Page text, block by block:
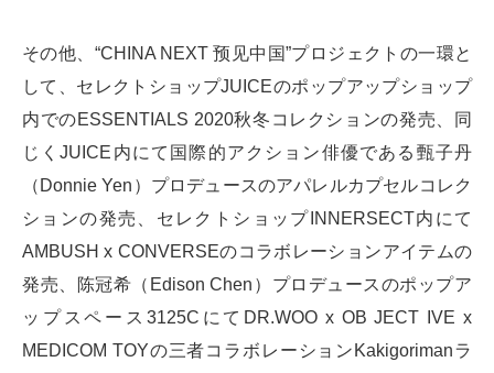
その他、“CHINA NEXT 预见中国”プロジェクトの一環と
して、セレクトショップJUICEのポップアップショップ
内でのESSENTIALS 2020秋冬コレクションの発売、同
じくJUICE内にて国際的アクション俳優である甄子丹
（Donnie Yen）プロデュースのアパレルカプセルコレク
ションの発売、セレクトショップINNERSECT内にて
AMBUSH x CONVERSEのコラボレーションアイテムの
発売、陈冠希（Edison Chen）プロデュースのポップア
ップスペース3125CにてDR.WOO x OB JECT IVE x
MEDICOM TOYの三者コラボレーションKakigorimanラ